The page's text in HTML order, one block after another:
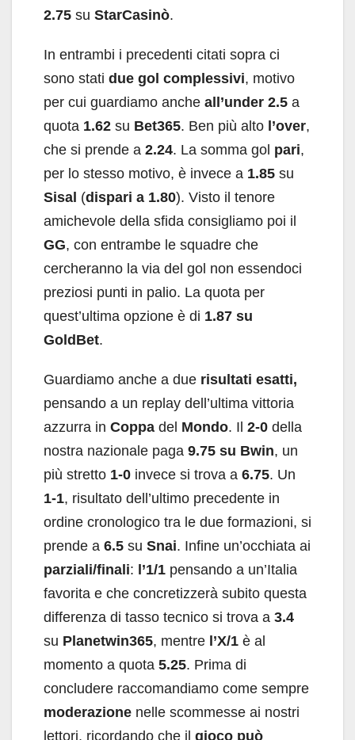
2.75 su StarCasinò.
In entrambi i precedenti citati sopra ci
sono stati due gol complessivi, motivo
per cui guardiamo anche all’under 2.5 a
quota 1.62 su Bet365. Ben più alto l’over,
che si prende a 2.24. La somma gol pari,
per lo stesso motivo, è invece a 1.85 su
Sisal (dispari a 1.80). Visto il tenore
amichevole della sfida consigliamo poi il
GG, con entrambe le squadre che
cercheranno la via del gol non essendoci
preziosi punti in palio. La quota per
quest’ultima opzione è di 1.87 su
GoldBet.
Guardiamo anche a due risultati esatti,
pensando a un replay dell’ultima vittoria
azzurra in Coppa del Mondo. Il 2-0 della
nostra nazionale paga 9.75 su Bwin, un
più stretto 1-0 invece si trova a 6.75. Un
1-1, risultato dell’ultimo precedente in
ordine cronologico tra le due formazioni, si
prende a 6.5 su Snai. Infine un’occhiata ai
parziali/finali: l’1/1 pensando a un’Italia
favorita e che concretizzerà subito questa
differenza di tasso tecnico si trova a 3.4
su Planetwin365, mentre l’X/1 è al
momento a quota 5.25. Prima di
concludere raccomandiamo come sempre
moderazione nelle scommesse ai nostri
lettori, ricordando che il gioco può